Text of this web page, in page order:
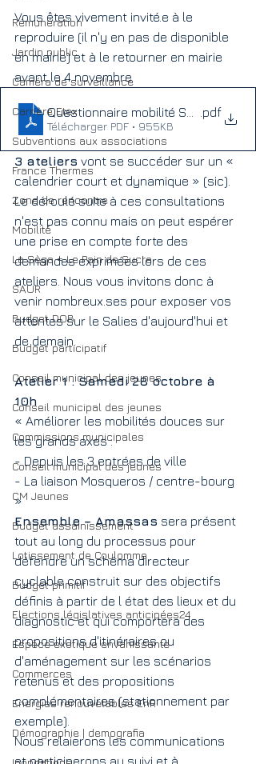
Rémunération
Jardin public
Caméra de surveillance
Carrière Etex
Subventions aux associations
France Thermes
Zone de rencontre
Mobilité
La Sèga = Le Pain de Sucre
SAUR
Budget DOB
Budget participatif
Conseil municipal des jeunes
Conseil municipal des jeunes
Commissions municipales
Conseil municipal des jeunes
CM Jeunes
Budget assainissement
Lotissement de Coulomme
Budget primitif
Elections législatives anticipées24
Espèce exotique envahissante
Commerces
Energies renouvelables EnR
Démographie | demografia
Vous êtes vivement invité.e à le
reproduire (il n'y en pas de disponible
en mairie) et à le retourner en mairie
avant le 4 novembre.
Questionnaire mobilité Salies 03 10
.pdf
Télécharger PDF • 955KB
3 ateliers vont se succéder sur un «
calendrier court et dynamique » (sic).
Le déroulé suite à ces consultations
n'est pas connu mais on peut espérer
une prise en compte forte des
demandes exprimées lors de ces
ateliers. Nous vous invitons donc à
venir nombreux.ses pour exposer vos
attentes sur le Salies d'aujourd'hui et
de demain.
Atelier 1 : Samedi 28 octobre à
10h
« Améliorer les mobilités douces sur
les grands axes :
- Depuis les 3 entrées de ville
- La liaison Mosqueros / centre-bourg
»
Ensemble – Amassas sera présent
tout au long du processus pour
défendre un schéma directeur
cyclable construit sur des objectifs
définis à partir de l état des lieux et du
diagnostic et qui comportera des
propositions d'itinéraires ou
d'aménagement sur les scénarios
retenus et des propositions
complémentaires (stationnement par
exemple).
Nous relaierons les communications
et participerons au suivi et à